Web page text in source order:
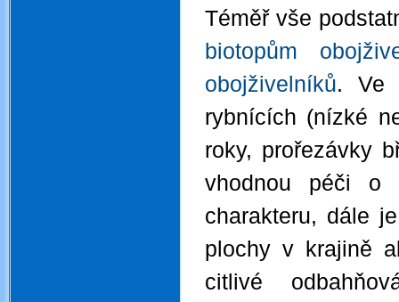
Téměř vše
biotopům
obojživelníků. Ve
rybnících (nízké
roky, prořezávky
vhodnou péči o
charakteru, dále
plochy v krajině
citlivé